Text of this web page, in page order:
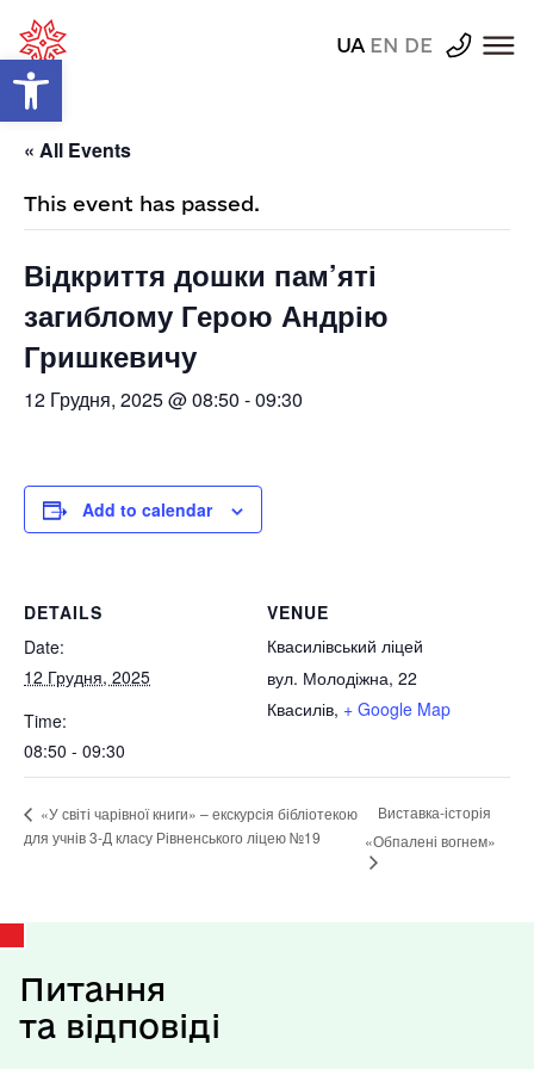
Відкрити Панель інструментів
UA EN DE
« All Events
This event has passed.
Відкриття дошки пам’яті
загиблому Герою Андрію
Гришкевичу
12 Грудня, 2025 @ 08:50 -09:30
Add to calendar
DETAILS
Date:
12 Грудня, 2025
Time:
08:50 - 09:30
VENUE
Квасилівський ліцей
вул. Молодіжна, 22
Квасилів, + Google Map
«У світі чарівної книги» – екскурсія бібліотекою
для учнів 3-Д класу Рівненського ліцею №19
Виставка-історія
«Обпалені вогнем»
Питання
та відповіді